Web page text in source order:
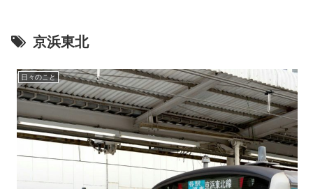
京浜東北
日々のこと